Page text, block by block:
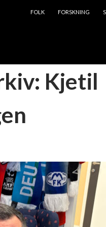
FOLK
FORSKNING
Kjetil